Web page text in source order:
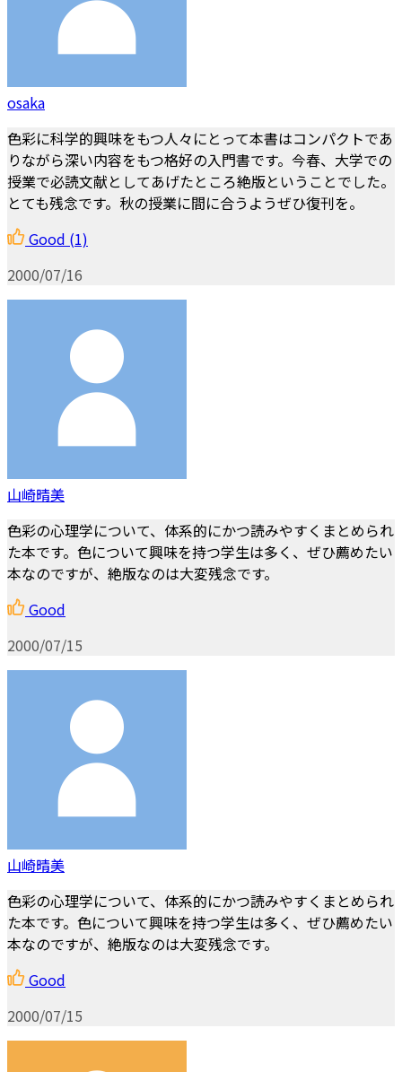
osaka
色彩に科学的興味をもつ人々にとって本書はコンパクトであ
りながら深い内容をもつ格好の入門書です。今春、大学での
授業で必読文献としてあげたところ絶版ということでした。
とても残念です。秋の授業に間に合うようぜひ復刊を。
Good (1)
2000/07/16
山崎晴美
色彩の心理学について、体系的にかつ読みやすくまとめられ
た本です。色について興味を持つ学生は多く、ぜひ薦めたい
本なのですが、絶版なのは大変残念です。
Good
2000/07/15
山崎晴美
色彩の心理学について、体系的にかつ読みやすくまとめられ
た本です。色について興味を持つ学生は多く、ぜひ薦めたい
本なのですが、絶版なのは大変残念です。
Good
2000/07/15